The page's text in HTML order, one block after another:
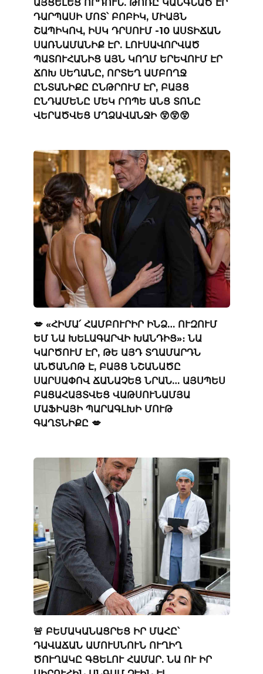
ԱՅՑԵԼԵՑ ՈՐԴՈՒՆ. ԹՈՌԸ ԿԱՆԳՆԱԾ ԷՐ
ԴԱՐՊԱՍԻ ՄՈՏ՝ ԲՈԲԻԿ, ՄԻԱՅՆ
ՇԱՊԻԿՈՎ, ԻՍԿ ԴՐՍՈՒՄ -10 ԱՍՏԻՃԱՆ
ՍԱՌՆԱՄԱՆԻՔ ԷՐ. ԼՈՒՍԱՎՈՐՎԱԾ
ՊԱՏՈՒՀԱՆԻՑ ԱՅՆ ԿՈՂՄ ԵՐԵՎՈՒՄ ԷՐ
ՃՈԽ ՍԵՂԱՆԸ, ՈՐՏԵՂ ԱՄԲՈՂՋ
ԸՆՏԱՆԻՔԸ ԸՆԹՐՈՒՄ ԷՐ, ԲԱՅՑ
ԸՆԴԱՄԵՆԸ ՄԵԿ ՐՈՊԵ ԱՆՑ ՏՈՆԸ
ՎԵՐԱԾՎԵՑ ՄՂՁԱՎԱՆՋԻ 😲😲😲
💋 «ՀԻՄԱ՛ ՀԱՄԲՈՒՐԻՐ ԻՆՁ… ՈՒԶՈՒՄ
ԵՄ ՆԱ ԽԵԼԱԳԱՐՎԻ ԽԱՆԴԻՑ»։ ՆԱ
ԿԱՐԾՈՒՄ ԷՐ, ԹԵ ԱՅԴ ՏՂԱՄԱՐԴՆ
ԱՆԾԱՆՈԹ Է, ԲԱՅՑ ՆՇԱՆԱԾԸ
ՍԱՐՍԱՓՈՎ ՃԱՆԱՉԵՑ ՆՐԱՆ… ԱՅՍՊԵՍ
ԲԱՑԱՀԱՅՏՎԵՑ ՎԱԹՍՈՒՆԱՄՅԱ
ՄԱՖԻԱՅԻ ՊԱՐԱԳԼԽԻ ՄՈՒԹ
ԳԱՂՏՆԻՔԸ 💋
🚨 ԲԵՄԱԿԱՆԱՑՐԵՑ ԻՐ ՄԱՀԸ՝
ԴԱՎԱՃԱՆ ԱՄՈՒՍՆՈՒՆ ՈՒՂԻՂ
ԾՈՒՂԱԿԸ ԳՑԵԼՈՒ ՀԱՄԱՐ. ՆԱ ՈՒ ԻՐ